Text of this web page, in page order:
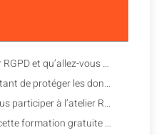
Qu’est-ce que l’atelier RGPD et qu’allez-vous apprendre ?
Pourquoi est-il important de protéger les données personnelles
Comment pouvez-vous participer à l’atelier RGPD de la CNIL ?
Pourquoi compléter cette formation gratuite avec un atelier organisé par notre organisme ?